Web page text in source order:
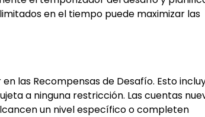
en el tiempo puede maximizar las
las Recompensas de Desafío. Esto
a ninguna restricción. Las cuentas
un nivel específico o completen